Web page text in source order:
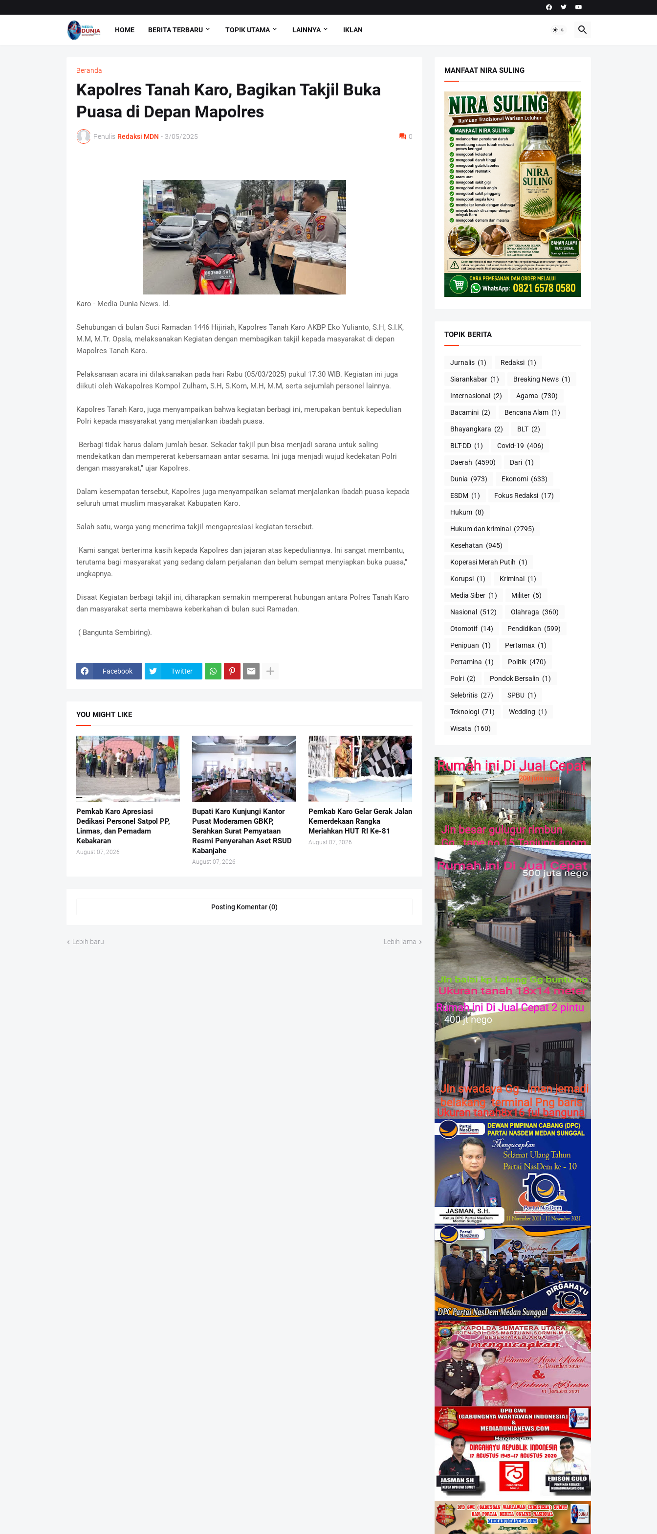
HOME BERITA TERBARU TOPIK UTAMA LAINNYA IKLAN
Beranda
Kapolres Tanah Karo, Bagikan Takjil Buka
Puasa di Depan Mapolres
Penulis Redaksi MDN - 3/05/2025 0
Karo - Media Dunia News. id.
Sehubungan di bulan Suci Ramadan 1446 Hijiriah, Kapolres Tanah Karo AKBP Eko Yulianto, S.H, S.I.K,
M.M, M.Tr. Opsla, melaksanakan Kegiatan dengan membagikan takjil kepada masyarakat di depan
Mapolres Tanah Karo.
Pelaksanaan acara ini dilaksanakan pada hari Rabu (05/03/2025) pukul 17.30 WIB. Kegiatan ini juga
diikuti oleh Wakapolres Kompol Zulham, S.H, S.Kom, M.H, M.M, serta sejumlah personel lainnya.
Kapolres Tanah Karo, juga menyampaikan bahwa kegiatan berbagi ini, merupakan bentuk kepedulian
Polri kepada masyarakat yang menjalankan ibadah puasa.
"Berbagi tidak harus dalam jumlah besar. Sekadar takjil pun bisa menjadi sarana untuk saling
mendekatkan dan mempererat kebersamaan antar sesama. Ini juga menjadi wujud kedekatan Polri
dengan masyarakat," ujar Kapolres.
Dalam kesempatan tersebut, Kapolres juga menyampaikan selamat menjalankan ibadah puasa kepada
seluruh umat muslim masyarakat Kabupaten Karo.
Salah satu, warga yang menerima takjil mengapresiasi kegiatan tersebut.
"Kami sangat berterima kasih kepada Kapolres dan jajaran atas kepeduliannya. Ini sangat membantu,
terutama bagi masyarakat yang sedang dalam perjalanan dan belum sempat menyiapkan buka puasa,"
ungkapnya.
Disaat Kegiatan berbagi takjil ini, diharapkan semakin mempererat hubungan antara Polres Tanah Karo
dan masyarakat serta membawa keberkahan di bulan suci Ramadan.
( Bangunta Sembiring).
Facebook Twitter
YOU MIGHT LIKE
Pemkab Karo Apresiasi
Dedikasi Personel Satpol PP,
Linmas, dan Pemadam
Kebakaran
August 07, 2026
Bupati Karo Kunjungi Kantor
Pusat Moderamen GBKP,
Serahkan Surat Pernyataan
Resmi Penyerahan Aset RSUD
Kabanjahe
August 07, 2026
Pemkab Karo Gelar Gerak Jalan
Kemerdekaan Rangka
Meriahkan HUT RI Ke-81
August 07, 2026
Posting Komentar (0)
Lebih baru Lebih lama
MANFAAT NIRA SULING
TOPIK BERITA
Jurnalis (1) Redaksi (1)
Siarankabar (1) Breaking News (1)
Internasional (2) Agama (730)
Bacamini (2) Bencana Alam (1)
Bhayangkara (2) BLT (2)
BLT-DD (1) Covid-19 (406)
Daerah (4590) Dari (1)
Dunia (973) Ekonomi (633)
ESDM (1) Fokus Redaksi (17)
Hukum (8)
Hukum dan kriminal (2795)
Kesehatan (945)
Koperasi Merah Putih (1)
Korupsi (1) Kriminal (1)
Media Siber (1) Militer (5)
Nasional (512) Olahraga (360)
Otomotif (14) Pendidikan (599)
Penipuan (1) Pertamax (1)
Pertamina (1) Politik (470)
Polri (2) Pondok Bersalin (1)
Selebritis (27) SPBU (1)
Teknologi (71) Wedding (1)
Wisata (160)